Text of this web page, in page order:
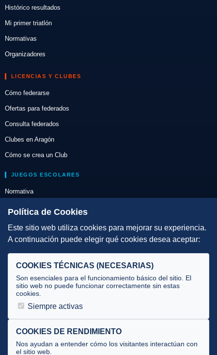
Histórico resultados
Mi primer triatlón
Normativas
Organizadores
LICENCIAS Y CLUBES
Cómo federarse
Ofertas para federados
Consulta federados
Clubes en Aragón
Cómo se crea un Club
JUEGOS ESCOLARES
Normativa
Escuelas de Triatlón
DIRECCIÓN TÉCNICA
Selecciones
Tecnificación
JUECES Y OFICIALES
Documentos
Cursos
Política de Cookies
Este sitio web utiliza cookies para mejorar su experiencia.
A continuación puede elegir qué cookies desea aceptar:
COOKIES TÉCNICAS (NECESARIAS)
Son esenciales para el funcionamiento básico del sitio. El
sitio web no puede funcionar correctamente sin estas
cookies.
Siempre activas
COOKIES DE RENDIMIENTO
Nos ayudan a entender cómo los visitantes interactúan con
el sitio web.